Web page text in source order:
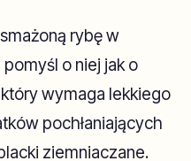
rybę w
o niej jak o
wymaga lekkiego
pochłaniających
ziemniaczane.